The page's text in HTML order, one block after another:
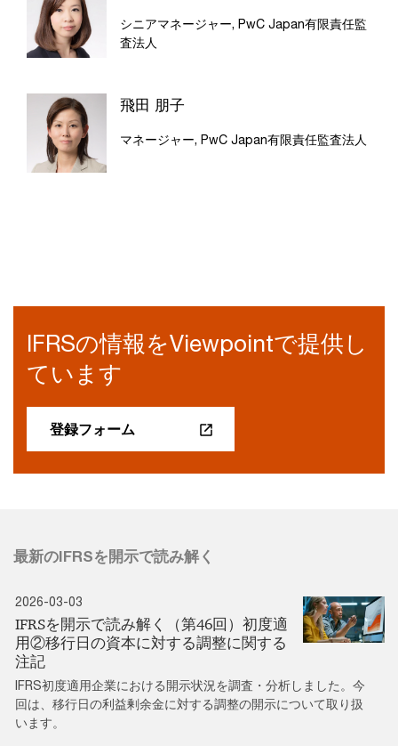
シニアマネージャー, PwC Japan有限責任監
査法人
飛田 朋子
マネージャー, PwC Japan有限責任監査法人
IFRSの情報をViewpointで提供し
ています
登録フォーム
最新のIFRSを開示で読み解く
2026-03-03
IFRSを開示で読み解く（第46回）初度適
用②移行日の資本に対する調整に関する
注記
IFRS初度適用企業における開示状況を調査・分析しました。今
回は、移行日の利益剰余金に対する調整の開示について取り扱
います。